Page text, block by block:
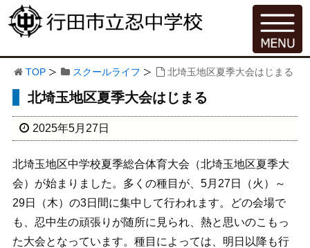
TOP スクールライフ 北埼玉地区夏季大会はじまる
北埼玉地区夏季大会はじまる
2025年5月27日
北埼玉地区中学校夏季総合体育大会（北埼玉地区夏季大
会）が始まりました。多くの種目が、5月27日（火）～
29日（木）の3日間に集中して行われます。どの会場で
も、忍中生の頑張りが随所に見られ、熱と思いのこもっ
た大会となっています。種目によっては、明日以降も行